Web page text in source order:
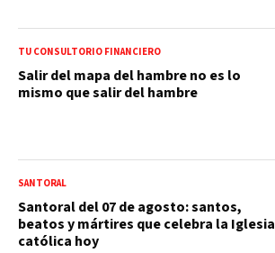
TU CONSULTORIO FINANCIERO
Salir del mapa del hambre no es lo
mismo que salir del hambre
SANTORAL
Santoral del 07 de agosto: santos,
beatos y mártires que celebra la Iglesia
católica hoy